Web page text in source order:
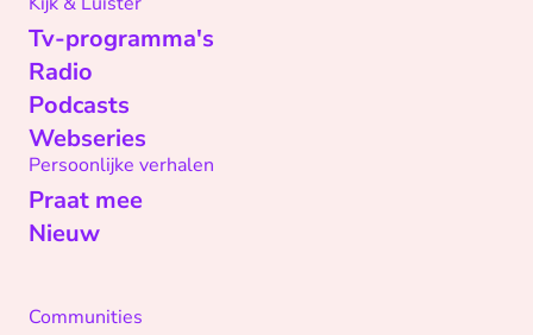
Tv-programma's
Radio
Podcasts
Webseries
Persoonlijke verhalen
Praat mee
Nieuw
Communities